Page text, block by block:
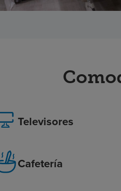
Televisores
Cafetería